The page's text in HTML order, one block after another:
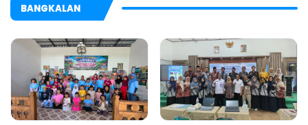
BANGKALAN